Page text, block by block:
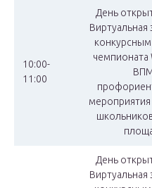
10:00-
11:00
День
Виртуальная
чемпионата
День
Виртуальная